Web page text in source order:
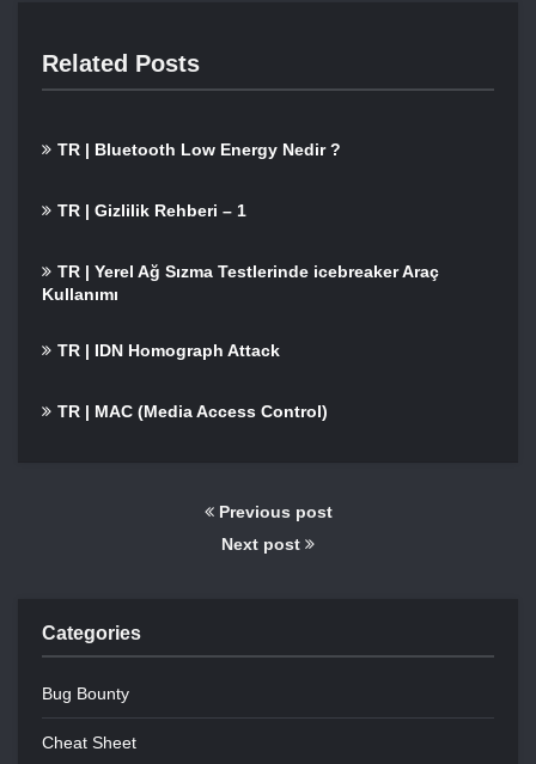
Related Posts
TR | Bluetooth Low Energy Nedir ?
TR | Gizlilik Rehberi – 1
TR | Yerel Ağ Sızma Testlerinde icebreaker Araç
Kullanımı
TR | IDN Homograph Attack
TR | MAC (Media Access Control)
Previous post
Next post
Categories
Bug Bounty
Cheat Sheet